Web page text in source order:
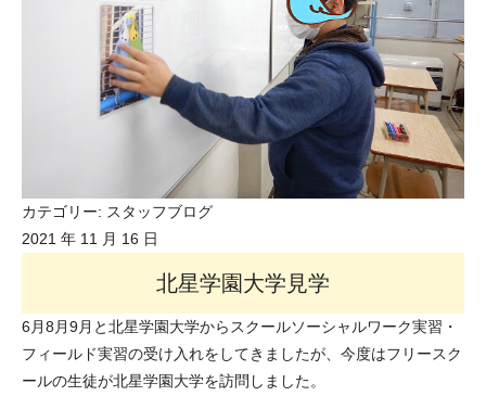
カテゴリー: スタッフブログ
2021 年 11 月 16 日
北星学園大学見学
6月8月9月と北星学園大学からスクールソーシャルワーク実習・
フィールド実習の受け入れをしてきましたが、今度はフリースク
ールの生徒が北星学園大学を訪問しました。